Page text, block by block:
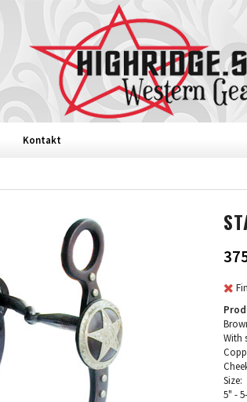
Kontakt
With
Size:
5" -